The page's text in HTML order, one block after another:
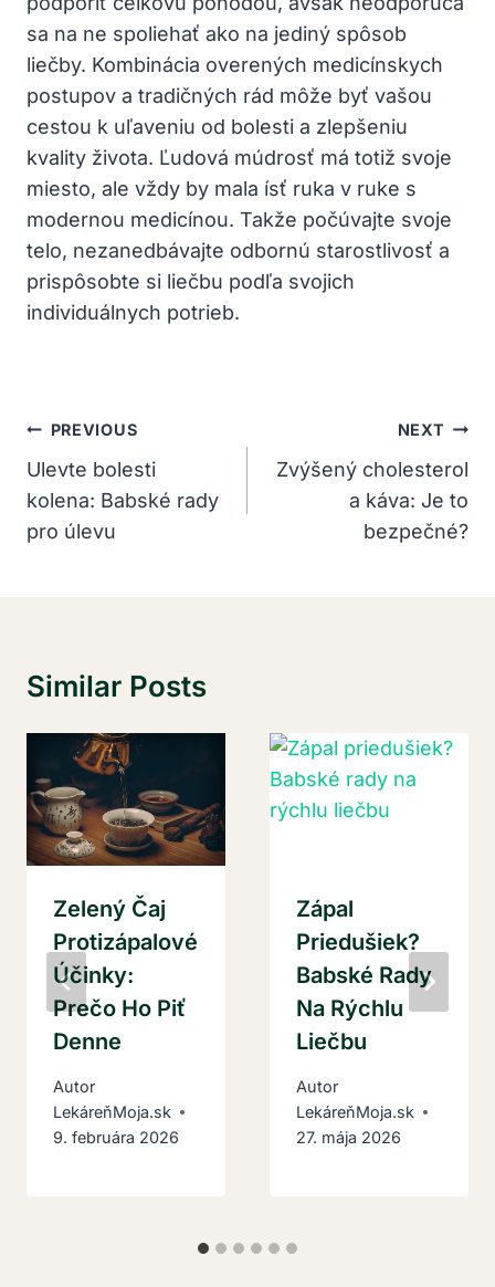
sa na ‍ne ​spoliehať ako na jediný ‌spôsob
liečby. Kombinácia overených medicínskych
postupov a​ tradičných rád⁢ môže​ byť vašou‍
cestou k uľaveniu od bolesti‍ a ⁤zlepšeniu
kvality života. Ľudová múdrosť ⁣má totiž svoje
miesto, ale vždy by mala ísť ruka v ruke ⁤s
modernou‌ medicínou. Takže ​počúvajte svoje
telo, nezanedbávajte⁣ odbornú ‍starostlivosť a
prispôsobte si liečbu podľa svojich
individuálnych potrieb.
Navigácia
V
Článku
PREVIOUS
Ulevte bolesti
kolena: Babské rady
pro úlevu
NEXT
Zvýšený cholesterol
a káva: Je to
bezpečné?
Similar Posts
Zelený Čaj
Protizápalové
Účinky:
Prečo Ho Piť
Denne
Autor
LekáreňMoja.sk
9. februára 2026
Zápal
Priedušiek?
Babské Rady
Na Rýchlu
Liečbu
Autor
LekáreňMoja.sk
27. mája 2026